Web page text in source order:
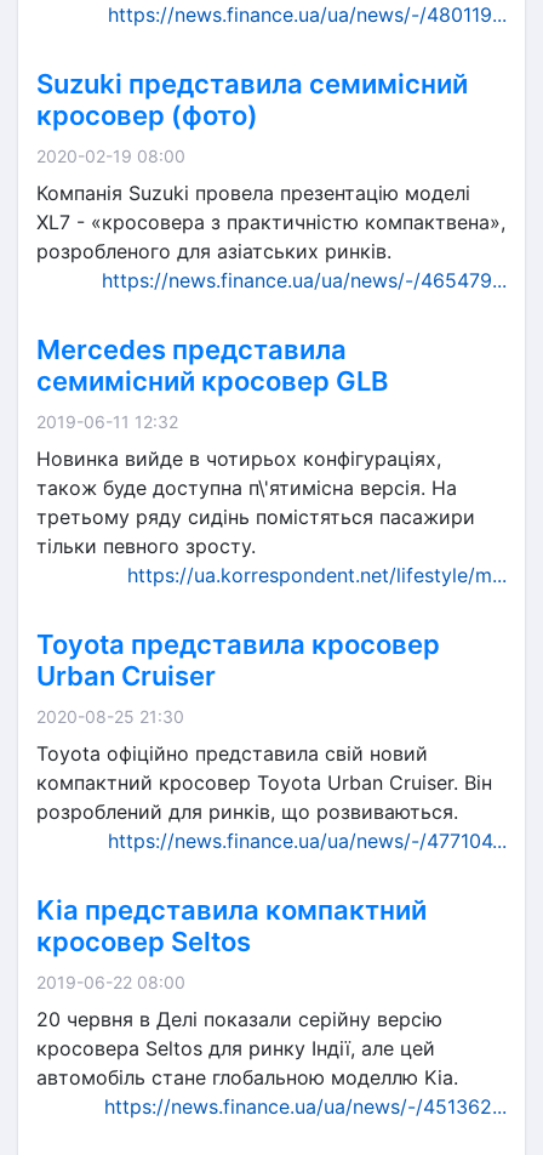
https://news.finance.ua/ua/news/-/480119...
Suzuki представила семимісний
кросовер (фото)
2020-02-19 08:00
Компанія Suzuki провела презентацію моделі
XL7 - «кросовера з практичністю компактвена»,
розробленого для азіатських ринків.
https://news.finance.ua/ua/news/-/465479...
Mercedes представила
семимісний кросовер GLB
2019-06-11 12:32
Новинка вийде в чотирьох конфігураціях,
також буде доступна п\'ятимісна версія. На
третьому ряду сидінь помістяться пасажири
тільки певного зросту.
https://ua.korrespondent.net/lifestyle/m...
Toyota представила кросовер
Urban Cruiser
2020-08-25 21:30
Toyota офіційно представила свій новий
компактний кросовер Toyota Urban Cruiser. Він
розроблений для ринків, що розвиваються.
https://news.finance.ua/ua/news/-/477104...
Kia представила компактний
кросовер Seltos
2019-06-22 08:00
20 червня в Делі показали серійну версію
кросовера Seltos для ринку Індії, але цей
автомобіль стане глобальною моделлю Kia.
https://news.finance.ua/ua/news/-/451362...